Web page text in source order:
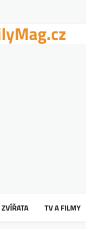
ZVÍŘATA TV A FILMY